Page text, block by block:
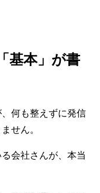
基本」が書
何も整えずに発信
せん。
会社さんが、本当